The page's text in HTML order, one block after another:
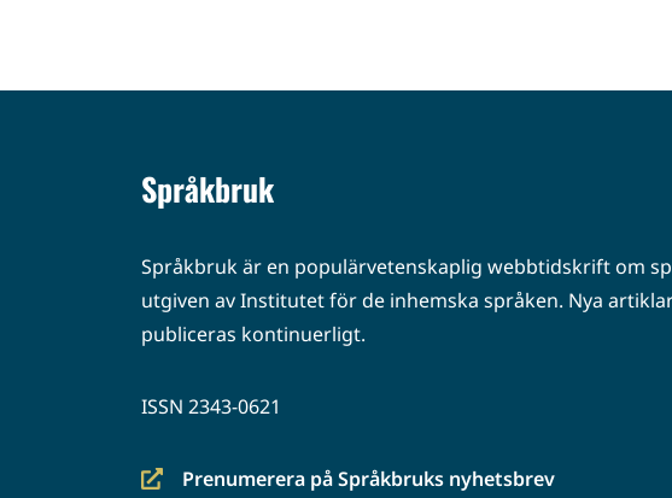
Språkbruk
Språkbruk är en populärvetenskaplig webbtidskrift om
utgiven av Institutet för de inhemska språken. Nya
publiceras kontinuerligt.
ISSN 2343-0621
Prenumerera på Språkbruks nyhetsbrev